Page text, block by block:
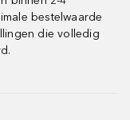
bestelwaarde
die volledig